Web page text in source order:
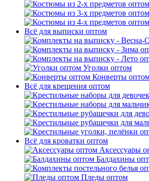
Всё для выписки оптом
Уголки оптом
Конверты
Всё для крещения оптом
Всё для кроватки оптом
Аксессуары
Балдахины
Пледы оптом